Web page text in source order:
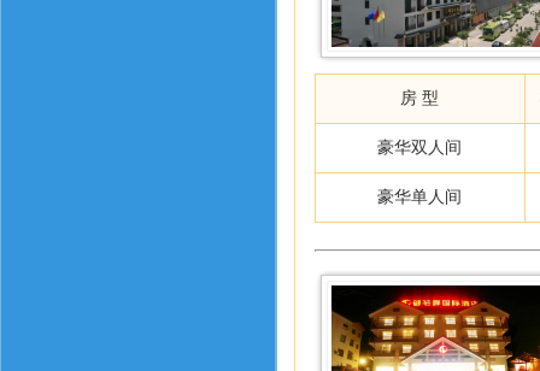
房 型
豪华双人间
豪华单人间